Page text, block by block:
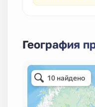
География